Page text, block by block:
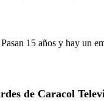
15 años y hay un
de Caracol